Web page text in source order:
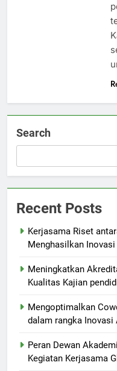
Search
Recent Posts
Kerjasama Riset
Menghasilkan
Meningkatkan
Kualitas Kajian
Mengoptimalkan
dalam rangka Inovasi
Peran Dewan
Kegiatan Kerjasama